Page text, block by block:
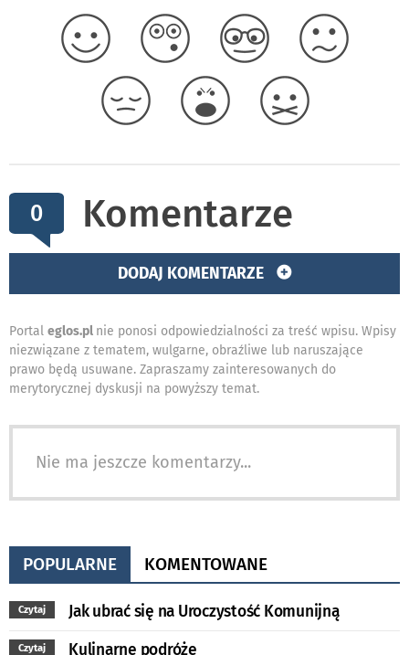
0 Komentarze
DODAJ KOMENTARZE
Portal eglos.pl nie ponosi odpowiedzialności za treść wpisu. Wpisy
niezwiązane z tematem, wulgarne, obraźliwe lub naruszające
prawo będą usuwane. Zapraszamy zainteresowanych do
merytorycznej dyskusji na powyższy temat.
Nie ma jeszcze komentarzy...
POPULARNE KOMENTOWANE
Czytaj Jak ubrać się na Uroczystość Komunijną
Czytaj Kulinarne podróże